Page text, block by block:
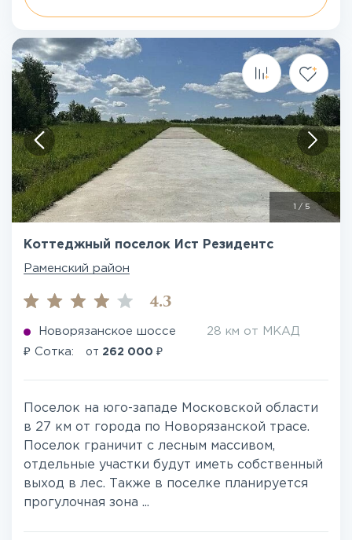
/ 5
Коттеджный поселок Ист Резидентс
Раменский район
4.3
Новорязанское шоссе 28 км от МКАД
₽ Сотка: от 262 000 ₽
Поселок на юго-западе Московской области
в 27 км от города по Новорязанской трасе.
Поселок граничит с лесным массивом,
отдельные участки будут иметь собственный
выход в лес. Также в поселке планируется
прогулочная зона ...